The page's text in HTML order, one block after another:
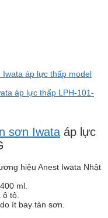
áp lực thấp model
áp lực thấp LPH-101-
sơn Iwataáp lực
hiệu Anest Iwata Nhật
ml.
tô.
ít bay tàn sơn.